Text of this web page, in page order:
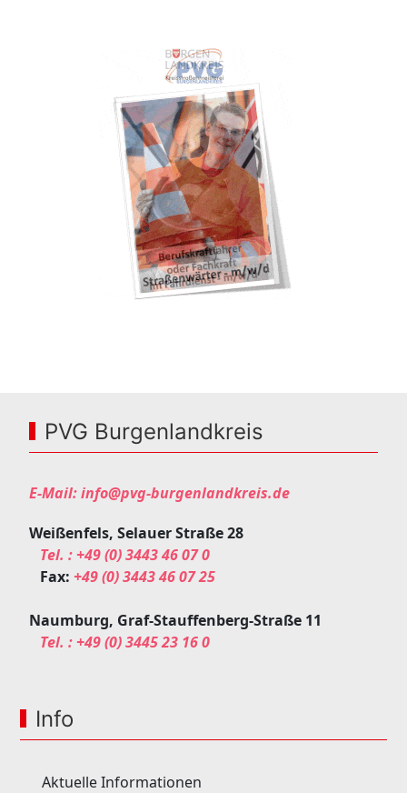
PVG Burgenlandkreis
E-Mail:info@pvg-burgenlandkreis.de
Weißenfels, Selauer Straße 28
Tel. :+49 (0) 3443 46 07 0
Fax: +49 (0) 3443 46 07 25
Naumburg, Graf-Stauffenberg-Straße 11
Tel. :+49 (0) 3445 23 16 0
Info
Aktuelle Informationen